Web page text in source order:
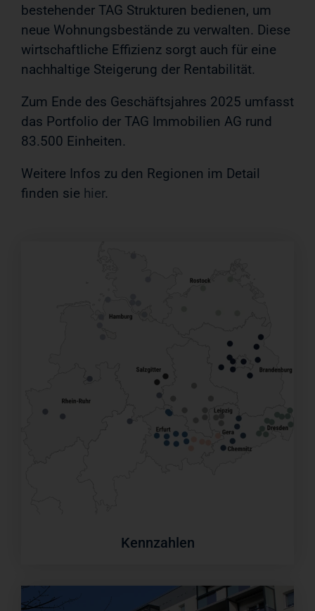
bestehender TAG Strukturen bedienen, um
neue Wohnungsbestände zu verwalten. Diese
wirtschaftliche Effizienz sorgt auch für eine
nachhaltige Steigerung der Rentabilität.
Zum Ende des Geschäftsjahres 2025 umfasst
das Portfolio der TAG Immobilien AG rund
83.500 Einheiten.
Weitere Infos zu den Regionen im Detail
finden sie hier.
Kennzahlen